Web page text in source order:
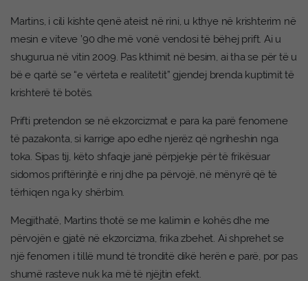
Martins, i cili kishte qenë ateist në rini, u kthye në krishterim në
mesin e viteve ’90 dhe më vonë vendosi të bëhej prift. Ai u
shugurua në vitin 2009. Pas kthimit në besim, ai tha se për të u
bë e qartë se “e vërteta e realitetit” gjendej brenda kuptimit të
krishterë të botës.
Prifti pretendon se në ekzorcizmat e para ka parë fenomene
të pazakonta, si karrige apo edhe njerëz që ngriheshin nga
toka. Sipas tij, këto shfaqje janë përpjekje për të frikësuar
sidomos priftërinjtë e rinj dhe pa përvojë, në mënyrë që të
tërhiqen nga ky shërbim.
Megjithatë, Martins thotë se me kalimin e kohës dhe me
përvojën e gjatë në ekzorcizma, frika zbehet. Ai shprehet se
një fenomen i tillë mund të tronditë dikë herën e parë, por pas
shumë rasteve nuk ka më të njëjtin efekt.